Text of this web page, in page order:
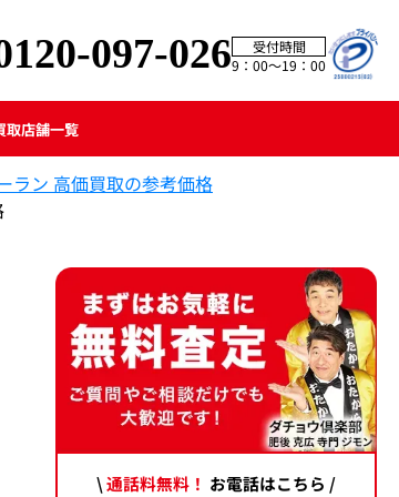
097-026
受付時間
9：00〜19：00
取店舗一覧
ラン 高価買取の参考価格
\通話料無料！ お電話はこちら /